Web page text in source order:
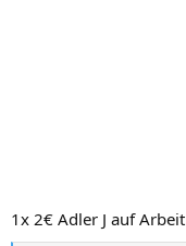
1x 2€ Adler J auf Arbeit